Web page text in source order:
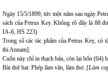
Ngày 15/5/1899, tức một năm sau ngày
sách của Petrus Key. Không rõ đây là 88
IA-6, HS 223)
Trong số các tác phẩm của Petrus Key, có
thi Annam].
Cuốn này chỉ in thạch bản, còn lại bốn (04)
Bài thứ hai: Phép làm văn, làm thơ. [Làm